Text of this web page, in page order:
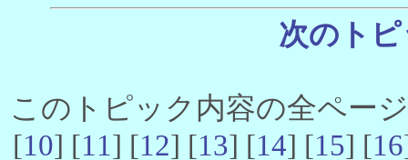
次のト
このトピック内容の全ペー
[10] [11] [12] [13] [14] [15] [16